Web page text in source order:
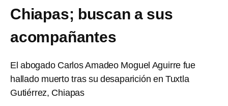
Chiapas; buscan a sus
acompañantes
El abogado Carlos Amadeo Moguel Aguirre fue
hallado muerto tras su desaparición en Tuxtla
Gutiérrez, Chiapas